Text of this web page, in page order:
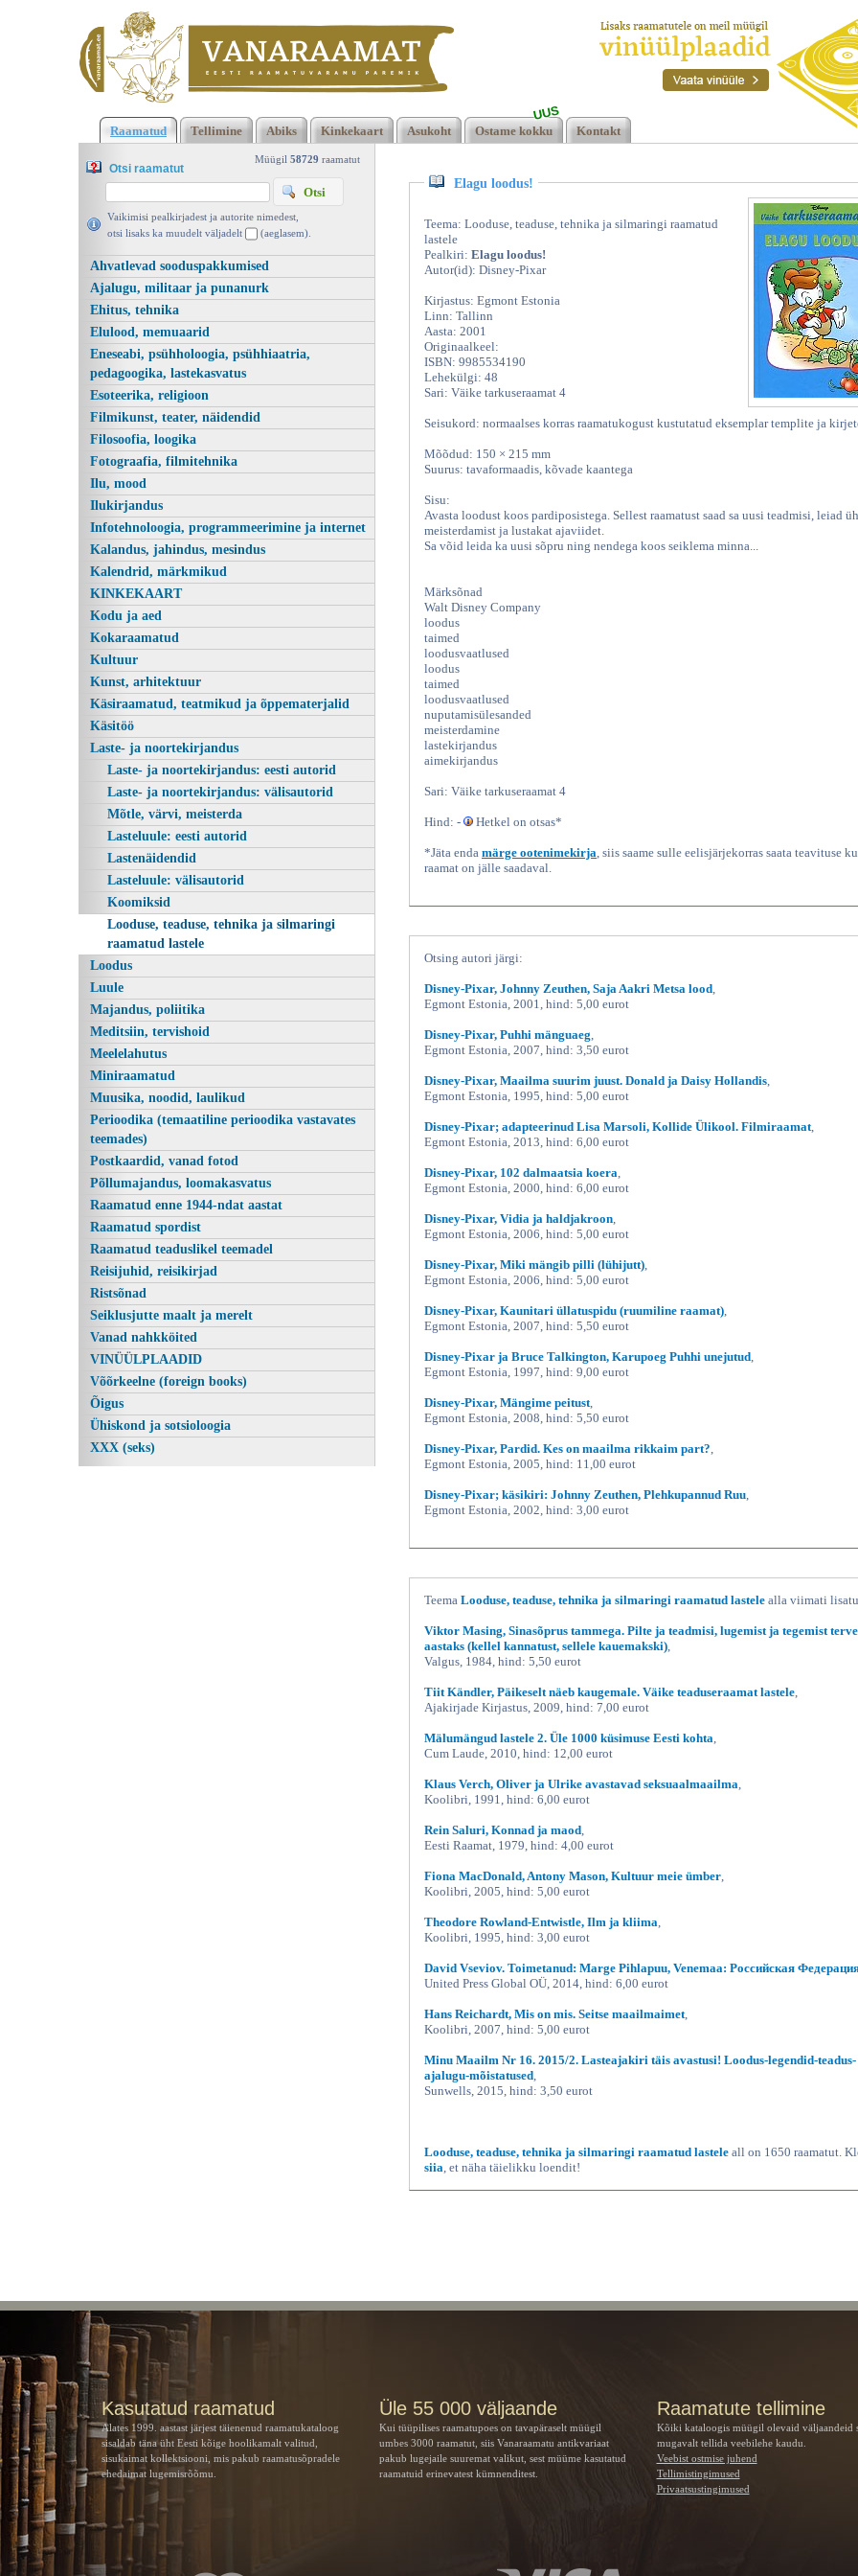
Elagu loodus!, Disney-Pixar, Egmont
Klõpsa siia , et näha täielikku loendit!Elagu loodus!, Disney-Pixar,
Egmont Estonia 2001 | vanaraamat. ee
Raamatud Tellimine Abiks Kinkekaart Asukoht Ostame kokku
UUS
Kontakt
Müügil 58729 raamatut
Otsi raamatut
Vaikimisi pealkirjadest ja autorite nimedest,
otsi lisaks ka muudelt väljadelt
(aeglasem).
Ahvatlevad sooduspakkumised
Ajalugu, militaar ja punanurk
Ehitus, tehnika
Elulood, memuaarid
Eneseabi, psühholoogia, psühhiaatria,
pedagoogika, lastekasvatus
Esoteerika, religioon
Filmikunst, teater, näidendid
Filosoofia, loogika
Fotograafia, filmitehnika
Ilu, mood
Ilukirjandus
Infotehnoloogia, programmeerimine ja internet
Kalandus, jahindus, mesindus
Kalendrid, märkmikud
KINKEKAART
Kodu ja aed
Kokaraamatud
Kultuur
Kunst, arhitektuur
Käsiraamatud, teatmikud ja õppematerjalid
Käsitöö
Laste- ja noortekirjandus
Laste- ja noortekirjandus: eesti autorid
Laste- ja noortekirjandus: välisautorid
Mõtle, värvi, meisterda
Lasteluule: eesti autorid
Lastenäidendid
Lasteluule: välisautorid
Koomiksid
Looduse, teaduse, tehnika ja silmaringi
raamatud lastele
Loodus
Luule
Majandus, poliitika
Meditsiin, tervishoid
Meelelahutus
Miniraamatud
Muusika, noodid, laulikud
Perioodika (temaatiline perioodika vastavates
teemades)
Postkaardid, vanad fotod
Põllumajandus, loomakasvatus
Raamatud enne 1944-ndat aastat
Raamatud spordist
Raamatud teaduslikel teemadel
Reisijuhid, reisikirjad
Ristsõnad
Seiklusjutte maalt ja merelt
Vanad nahkköited
VINÜÜLPLAADID
Võõrkeelne (foreign books)
Õigus
Ühiskond ja sotsioloogia
XXX (seks)
Elagu loodus!
Teema: Looduse, teaduse, tehnika ja silmaringi raamatud
lastele
Pealkiri: Elagu loodus!
Autor(id): Disney-Pixar
Kirjastus: Egmont Estonia
Linn: Tallinn
Aasta: 2001
Originaalkeel:
ISBN: 9985534190
Lehekülgi: 48
Sari: Väike tarkuseraamat 4
Seisukord: normaalses korras raamatukogust kustutatud eksemplar templite ja
Mõõdud: 150 × 215 mm
Suurus: tavaformaadis, kõvade kaantega
Sisu:
Avasta loodust koos pardiposistega. Sellest raamatust saad sa uusi teadmisi, leiad
meisterdamist ja lustakat ajaviidet.
Sa võid leida ka uusi sõpru ning nendega koos seiklema minna...
Märksõnad
Walt Disney Company
loodus
taimed
loodusvaatlused
loodus
taimed
loodusvaatlused
nuputamisülesanded
meisterdamine
lastekirjandus
aimekirjandus
Sari: Väike tarkuseraamat 4
Hind: - Hetkel on otsas*
*Jäta enda märge ootenimekirja, siis saame sulle eelisjärjekorras saata teavituse
raamat on jälle saadaval.
Otsing autori järgi:
Disney-Pixar, Johnny Zeuthen, Saja Aakri Metsa lood,
Egmont Estonia, 2001, hind: 5,00 eurot
Disney-Pixar, Puhhi mänguaeg,
Egmont Estonia, 2007, hind: 3,50 eurot
Disney-Pixar, Maailma suurim juust. Donald ja Daisy Hollandis,
Egmont Estonia, 1995, hind: 5,00 eurot
Disney-Pixar; adapteerinud Lisa Marsoli, Kollide Ülikool. Filmiraamat,
Egmont Estonia, 2013, hind: 6,00 eurot
Disney-Pixar, 102 dalmaatsia koera,
Egmont Estonia, 2000, hind: 6,00 eurot
Disney-Pixar, Vidia ja haldjakroon,
Egmont Estonia, 2006, hind: 5,00 eurot
Disney-Pixar, Miki mängib pilli (lühijutt),
Egmont Estonia, 2006, hind: 5,00 eurot
Disney-Pixar, Kaunitari üllatuspidu (ruumiline raamat),
Egmont Estonia, 2007, hind: 5,50 eurot
Disney-Pixar ja Bruce Talkington, Karupoeg Puhhi unejutud,
Egmont Estonia, 1997, hind: 9,00 eurot
Disney-Pixar, Mängime peitust,
Egmont Estonia, 2008, hind: 5,50 eurot
Disney-Pixar, Pardid. Kes on maailma rikkaim part?,
Egmont Estonia, 2005, hind: 11,00 eurot
Disney-Pixar; käsikiri: Johnny Zeuthen, Plehkupannud Ruu,
Egmont Estonia, 2002, hind: 3,00 eurot
Teema Looduse, teaduse, tehnika ja silmaringi raamatud lastele alla viimati
Viktor Masing, Sinasõprus tammega. Pilte ja teadmisi, lugemist ja tegemist
aastaks (kellel kannatust, sellele kauemakski),
Valgus, 1984, hind: 5,50 eurot
Tiit Kändler, Päikeselt näeb kaugemale. Väike teaduseraamat lastele,
Ajakirjade Kirjastus, 2009, hind: 7,00 eurot
Mälumängud lastele 2. Üle 1000 küsimuse Eesti kohta,
Cum Laude, 2010, hind: 12,00 eurot
Klaus Verch, Oliver ja Ulrike avastavad seksuaalmaailma,
Koolibri, 1991, hind: 6,00 eurot
Rein Saluri, Konnad ja maod,
Eesti Raamat, 1979, hind: 4,00 eurot
Fiona MacDonald, Antony Mason, Kultuur meie ümber,
Koolibri, 2005, hind: 5,00 eurot
Theodore Rowland-Entwistle, Ilm ja kliima,
Koolibri, 1995, hind: 3,00 eurot
David Vseviov. Toimetanud: Marge Pihlapuu, Venemaa: Российская
United Press Global OÜ, 2014, hind: 6,00 eurot
Hans Reichardt, Mis on mis. Seitse maailmaimet,
Koolibri, 2007, hind: 5,00 eurot
Minu Maailm Nr 16. 2015/2. Lasteajakiri täis avastusi! Loodus-legendid-teadus-
ajalugu-mõistatused,
Sunwells, 2015, hind: 3,50 eurot
Looduse, teaduse, tehnika ja silmaringi raamatud lastele all on 1650 raamatut.
siia, et näha täielikku loendit!
Kasutatud raamatud
Alates 1999. aastast järjest täienenud raamatukataloog
sisaldab täna üht Eesti kõige hoolikamalt valitud,
sisukaimat kollektsiooni, mis pakub raamatusõpradele
ehedaimat lugemisrõõmu.
Üle 55 000 väljaande
Kui tüüpilises raamatupoes on tavapäraselt müügil
umbes 3000 raamatut, siis Vanaraamatu antikvariaat
pakub lugejaile suuremat valikut, sest müüme kasutatud
raamatuid erinevatest kümnenditest.
Raamatute tellimine
Kõiki kataloogis müügil olevaid väljaandeid
mugavalt tellida veebilehe kaudu.
Veebist ostmise juhend
Tellimistingimused
Privaatsustingimused